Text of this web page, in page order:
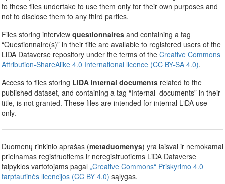
to these files undertake to use them only for their own purposes and
not to disclose them to any third parties.
Files storing interview questionnairesand containing a tag
“Questionnaire(s)” in their title are available to registered users of the
LiDA Dataverse repository under the terms of the Creative Commons
Attribution-ShareAlike 4.0 International licence (CC BY-SA 4.0).
Access to files storing LiDA internal documentsrelated to the
published dataset, and containing a tag “Internal_documents” in their
title, is not granted. These files are intended for internal LiDA use
only.
Duomenų rinkinio aprašas (metaduomenys) yra laisvai ir nemokamai
prieinamas registruotiems ir neregistruotiems LiDA Dataverse
talpyklos vartotojams pagal „Creative Commons“ Priskyrimo 4.0
tarptautinės licencijos (CC BY 4.0) sąlygas.